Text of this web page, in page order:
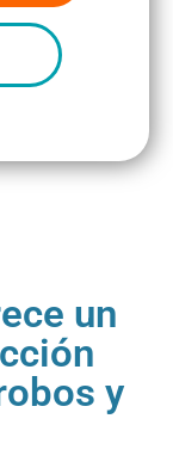
un
y